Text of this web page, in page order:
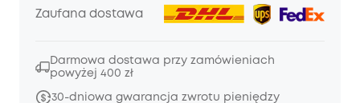
Zaufana dostawa
Darmowa dostawa przy zamówieniach
powyżej 400 zł
30-dniowa gwarancja zwrotu pieniędzy